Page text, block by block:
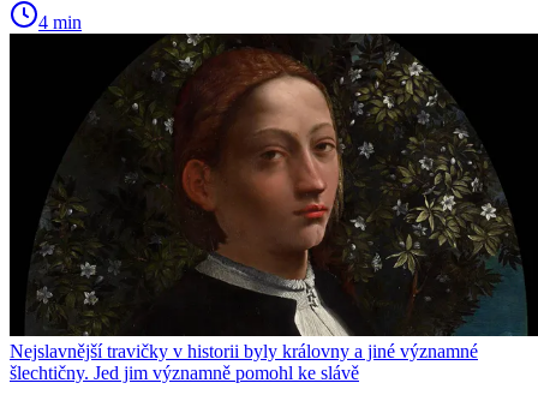
4 min
Nejslavnější travičky v historii byly královny a jiné významné
šlechtičny. Jed jim významně pomohl ke slávě